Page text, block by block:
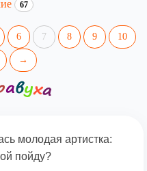
67
6 7 8 9 10
→
молодая артистка:
пойду?